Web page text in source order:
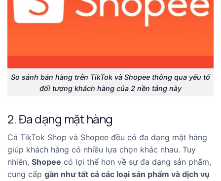
So sánh bán hàng trên TikTok và Shopee thông qua yếu tố
đối tượng khách hàng của 2 nền tảng này
2. Đa dạng mặt hàng
Cả TikTok Shop và Shopee đều có đa dạng mặt hàng
giúp khách hàng có nhiều lựa chọn khác nhau. Tuy
nhiên, Shopee có lợi thế hơn về sự đa dạng sản phẩm,
cung cấp gần như tất cả các loại sản phẩm và dịch vụ